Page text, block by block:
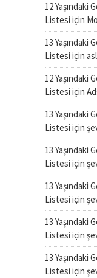
12 Yaşındaki
Listesi için
13 Yaşındaki
Listesi için
12 Yaşındaki
Listesi için
13 Yaşındaki
Listesi için
13 Yaşındaki
Listesi için
13 Yaşındaki
Listesi için
13 Yaşındaki
Listesi için
13 Yaşındaki
Listesi için